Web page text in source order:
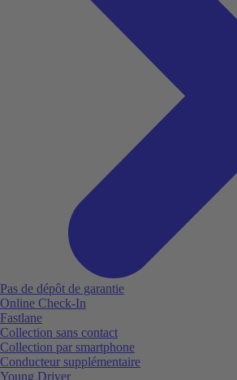
Pas de dépôt de garantie
Online Check-In
Fastlane
Collection sans contact
Collection par smartphone
Conducteur supplémentaire
Young Driver